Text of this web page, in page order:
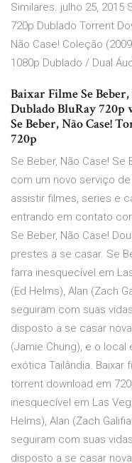
Similares. julho 25, 2015
720p Dublado Torrent
Não Case! Coleção
1080p Dublado / Dual
Baixar Filme Se
Dublado BluRay
Se Beber, Não Case!
720p
Se Beber, Não Case! Se
com um novo serviço
assistir filmes, series e
entrando em contato
Se Beber, Não Case!
prestes a se casar. Se
farra inesquecível em
(Ed Helms), Alan (Zach
seguiram com suas
disposto a se casar
(Jamie Chung), e o
exótica Tailândia. Baixar
torrent download em
inesquecível em Las
Helms), Alan (Zach
seguiram com suas
disposto a se casar